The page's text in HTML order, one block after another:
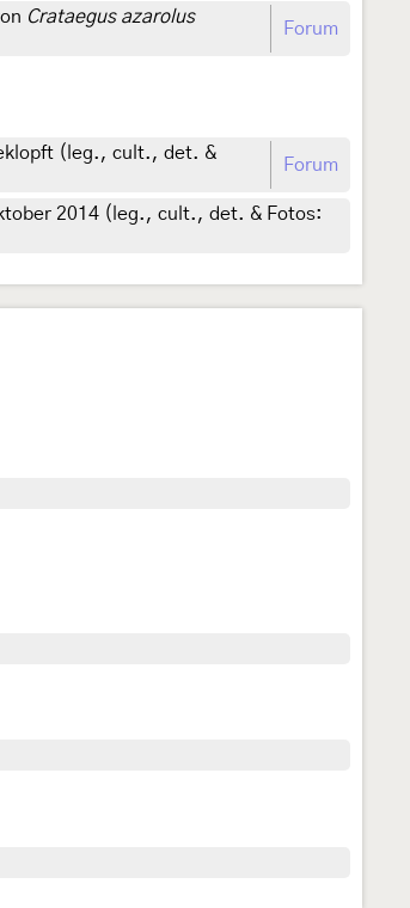
Crataegus azarolus
Forum
(leg., cult., det. &
Forum
2014 (leg., cult., det. & Fotos: